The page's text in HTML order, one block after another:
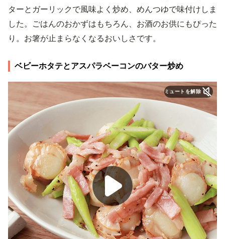
ターとガーリックで風味よく炒め、めんつゆで味付けしま
した。ごはんのおかずはもちろん、お酒のお供にもぴった
り。お箸が止まらなくなるおいしさです。
ベビーホタテとアスパラベーコンのバター炒め
ミュートを解除